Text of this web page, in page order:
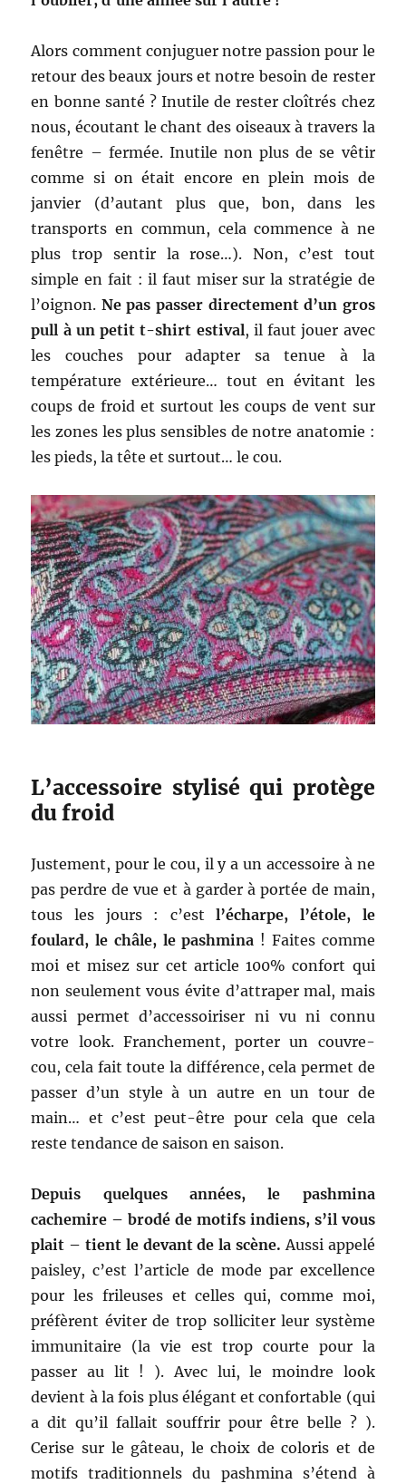
Alors comment conjuguer notre passion pour le
retour des beaux jours et notre besoin de rester
en bonne santé ? Inutile de rester cloîtrés chez
nous, écoutant le chant des oiseaux à travers la
fenêtre – fermée. Inutile non plus de se vêtir
comme si on était encore en plein mois de
janvier (d’autant plus que, bon, dans les
transports en commun, cela commence à ne
plus trop sentir la rose…). Non, c’est tout
simple en fait : il faut miser sur la stratégie de
l’oignon. Ne pas passer directement d’un gros
pull à un petit t-shirt estival, il faut jouer avec
les couches pour adapter sa tenue à la
température extérieure… tout en évitant les
coups de froid et surtout les coups de vent sur
les zones les plus sensibles de notre anatomie :
les pieds, la tête et surtout… le cou.
L’accessoire stylisé qui protège
du froid
Justement, pour le cou, il y a un accessoire à ne
pas perdre de vue et à garder à portée de main,
tous les jours : c’estl’écharpe, l’étole, le
foulard, le châle, le pashmina ! Faites comme
moi et misez sur cet article 100% confort qui
non seulement vous évite d’attraper mal, mais
aussi permet d’accessoiriser ni vu ni connu
votre look. Franchement, porter un couvre-
cou, cela fait toute la différence, cela permet de
passer d’un style à un autre en un tour de
main… et c’est peut-être pour cela que cela
reste tendance de saison en saison.
Depuis quelques années, le pashmina
cachemire – brodé de motifs indiens, s’il vous
plait – tient le devant de la scène. Aussi appelé
paisley, c’est l’article de mode par excellence
pour les frileuses et celles qui, comme moi,
préfèrent éviter de trop solliciter leur système
immunitaire (la vie est trop courte pour la
passer au lit ! ). Avec lui, le moindre look
devient à la fois plus élégant et confortable (qui
a dit qu’il fallait souffrir pour être belle ? ).
Cerise sur le gâteau, le choix de coloris et de
motifs traditionnels du pashmina s’étend à